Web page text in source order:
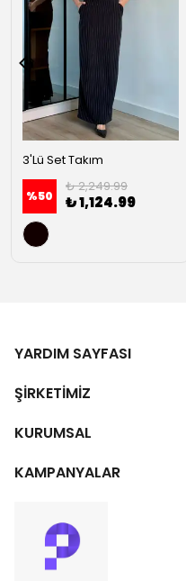
3'Lü Set Takım
%50
₺ 2,249.99
₺ 1,124.99
YARDIM SAYFASI
ŞİRKETİMİZ
KURUMSAL
KAMPANYALAR